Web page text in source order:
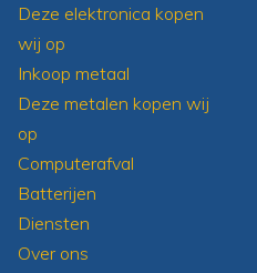
Deze elektronica kopen
wij op
Inkoop metaal
Deze metalen kopen wij
op
Computerafval
Batterijen
Diensten
Over ons